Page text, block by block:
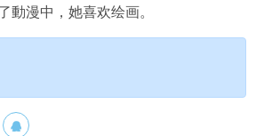
動漫中，她喜欢绘画。
